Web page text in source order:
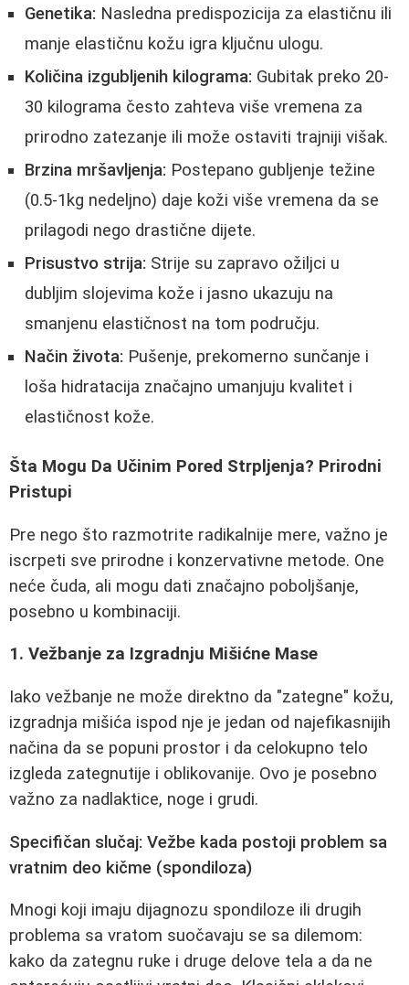
Genetika: Nasledna predispozicija za elastičnu ili
manje elastičnu kožu igra ključnu ulogu.
Količina izgubljenih kilograma: Gubitak preko 20-
30 kilograma često zahteva više vremena za
prirodno zatezanje ili može ostaviti trajniji višak.
Brzina mršavljenja: Postepano gubljenje težine
(0.5-1kg nedeljno) daje koži više vremena da se
prilagodi nego drastične dijete.
Prisustvo strija: Strije su zapravo ožiljci u
dubljim slojevima kože i jasno ukazuju na
smanjenu elastičnost na tom području.
Način života: Pušenje, prekomerno sunčanje i
loša hidratacija značajno umanjuju kvalitet i
elastičnost kože.
Šta Mogu Da Učinim Pored Strpljenja? Prirodni
Pristupi
Pre nego što razmotrite radikalnije mere, važno je
iscrpeti sve prirodne i konzervativne metode. One
neće čuda, ali mogu dati značajno poboljšanje,
posebno u kombinaciji.
1. Vežbanje za Izgradnju Mišićne Mase
Iako vežbanje ne može direktno da "zategne" kožu,
izgradnja mišića ispod nje je jedan od najefikasnijih
načina da se popuni prostor i da celokupno telo
izgleda zategnutije i oblikovanije. Ovo je posebno
važno za nadlaktice, noge i grudi.
Specifičan slučaj: Vežbe kada postoji problem sa
vratnim deo kičme (spondiloza)
Mnogi koji imaju dijagnozu spondiloze ili drugih
problema sa vratom suočavaju se sa dilemom:
kako da zategnu ruke i druge delove tela a da ne